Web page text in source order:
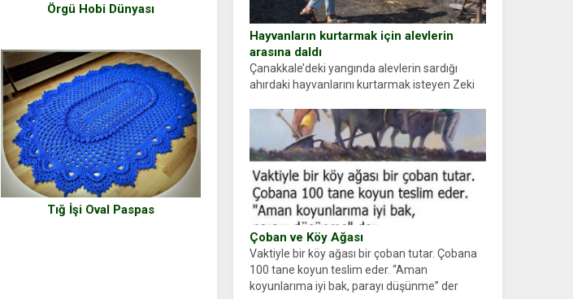
Hayvanların kurtarmak için alevlerin
arasına daldı
Çanakkale’deki yangında alevlerin sardığı
ahırdaki hayvanlarını kurtarmak isteyen Zeki
ellerinde yanıklar oluşan Demir, kâbus dolu
anları anlattı… Merkeze bağlı...
Çoban ve Köy Ağası
Vaktiyle bir köy ağası bir çoban tutar. Çobana
100 tane koyun teslim eder. “Aman
koyunlarıma iyi bak, parayı düşünme” der
Örgü Hobi Dünyası
Tığ İşi Oval Paspas